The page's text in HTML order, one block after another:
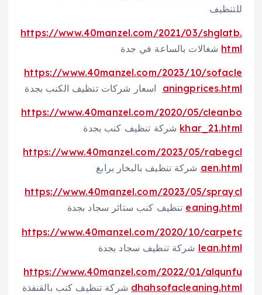
للتنظيف
https://www.40manzel.com/2021/03/shglatb.
html شغالات بالساعة في جدة
https://www.40manzel.com/2023/10/sofacle
aningprices.html اسعار شركات تنظيف الكنب بجدة
https://www.40manzel.com/2020/05/cleanbo
khar_21.html شركة تنظيف كنب بجدة
https://www.40manzel.com/2023/05/rabegcl
aen.html شركة تنظيف بالبخار برابغ
https://www.40manzel.com/2023/05/spraycl
eaning.html تنظيف كنب ستائر سجاد بجدة
https://www.40manzel.com/2020/10/carpetc
lean.html شركة تنظيف سجاد بجدة
https://www.40manzel.com/2022/01/alqunfu
dhahsofacleaning.html شركة تنظيف كنب بالقنفذة